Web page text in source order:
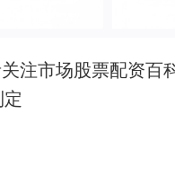
注市场股票配资百